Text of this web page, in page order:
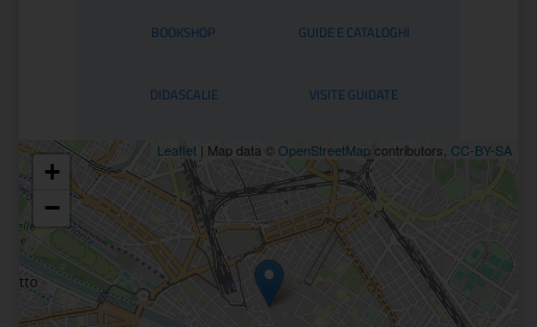
BOOKSHOP GUIDE E CATALOGHI
DIDASCALIE VISITE GUIDATE
Posizione
+
−
Leaflet | Map data © OpenStreetMapcontributors, CC-BY-SA